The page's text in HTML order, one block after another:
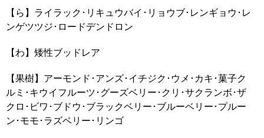
【ら】ライラック･リキュウバイ･リョウブ･レンギョウ･レ
ンゲツツジ･ロードデンドロン
【わ】矮性ブッドレア
【果樹】アーモンド･アンズ･イチジク･ウメ･カキ･菓子ク
ルミ･キウイフルーツ･グーズベリー･クリ･サクランボ･ザ
クロ･ビワ･ブドウ･ブラックベリー･ブルーベリー･プルー
ン･モモ･ラズベリー･リンゴ